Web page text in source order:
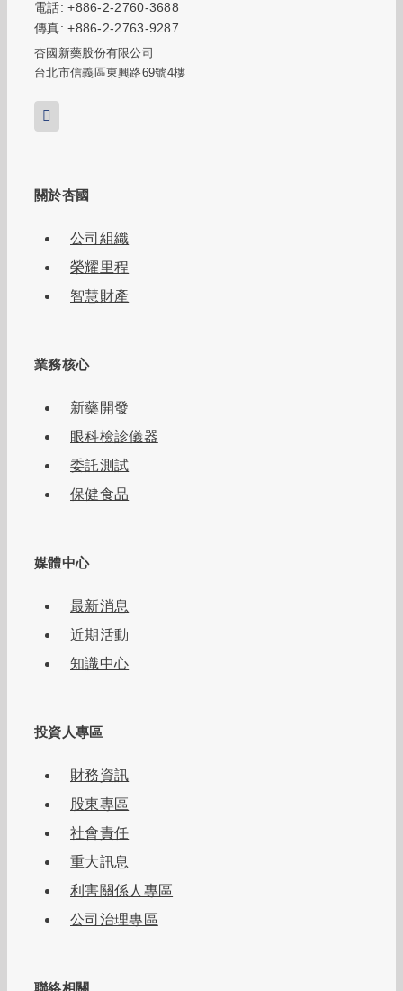
電話: +886-2-2760-3688
傳真: +886-2-2763-9287
杏國新藥股份有限公司
台北市信義區東興路69號4樓
關於杏國
公司組織
榮耀里程
智慧財產
業務核心
新藥開發
眼科檢診儀器
委託測試
保健食品
媒體中心
最新消息
近期活動
知識中心
投資人專區
財務資訊
股東專區
社會責任
重大訊息
利害關係人專區
公司治理專區
聯絡相關